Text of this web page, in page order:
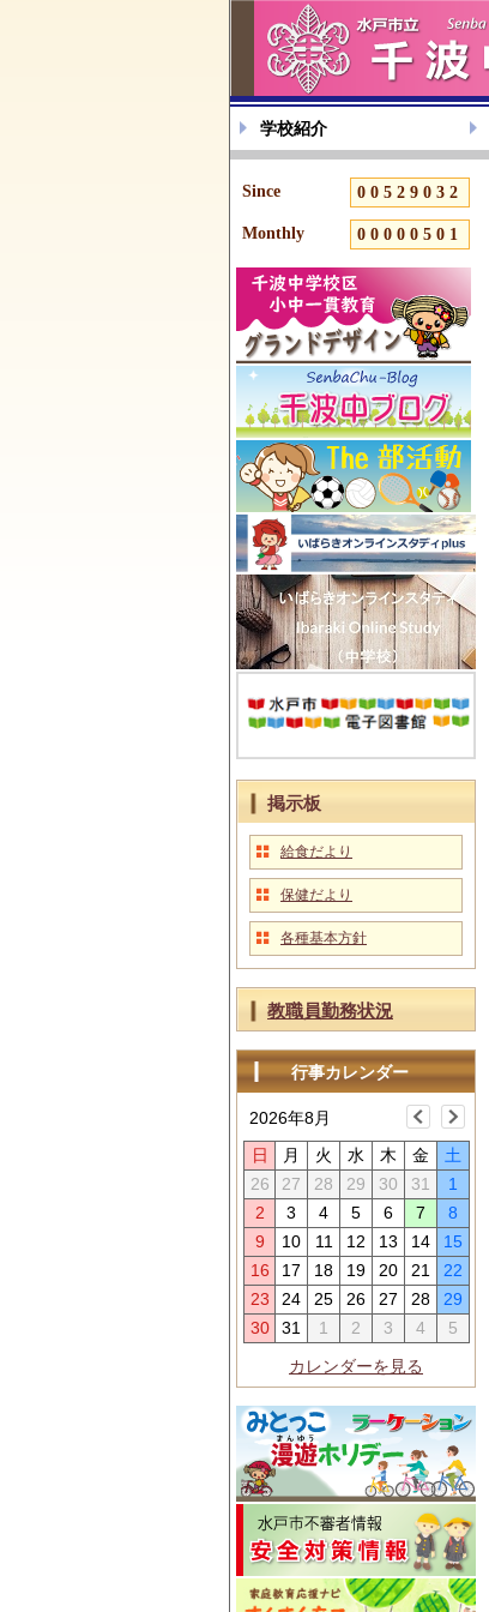
学校紹介
Since 00529032
Monthly 00000501
掲示板
給食だより
保健だより
各種基本方針
教職員勤務状況
行事カレンダー
2026年8月
日 月 火 水 木 金
土
26
27 28 29 30 31
1
2
3 4 5 6 7
8
9
10 11 12 13 14
15
16
17 18 19 20 21
22
23
24 25 26 27 28
29
30
31 1 2 3 4
5
カレンダーを見る